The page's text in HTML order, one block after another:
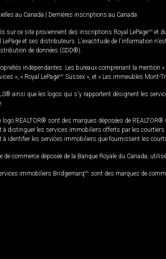
au Canada | Dernières inscriptions au Canada
sur ce site proviennent des inscriptions Royal LePageMD et
et ses distributeurs. L'exactitude de l'information
de données (SDD®).
indépendantes. Les bureaux comprenant la mention
», « Royal LePageMD Sussex », et « Les immeubles Mont-
ainsi que les logos qui s'y rapportent désignent les
logo REALTOR® sont des marques déposées de
à distinguer les services immobiliers offerts par les
à identifier les services immobiliers que fournissent les
de commerce déposée de la Banque Royale du Canada,
immobiliers BridgemarqMD sont des marques de